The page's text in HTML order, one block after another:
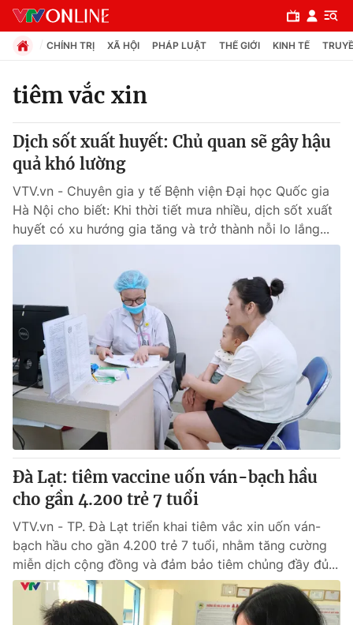
Chuyên mục
Chính trị
Xã hội
Pháp luật
Thế giới
Tin tức
Thế giới đó đây
Câu chuyện quốc tế
Kinh tế
Tài chính
Thị trường
Góc doanh nghiệp
Dữ liệu và đời sống
Truyền hình
Phim VTV
Hậu trường
Nhân vật
Khán giả
Giải trí
Điện ảnh
Âm nhạc
Đời sống
Du lịch
Giáo dục
CHÍNH TRỊ XÃ HỘI PHÁP LUẬT THẾ GIỚI KINH TẾ
tiêm vắc xin
Dịch sốt xuất huyết: Chủ quan sẽ gây hậu
quả khó lường
VTV.vn - Chuyên gia y tế Bệnh viện Đại học Quốc gia
Hà Nội cho biết: Khi thời tiết mưa nhiều, dịch sốt xuất
huyết có xu hướng gia tăng và trở thành nỗi lo lắng...
Đà Lạt: tiêm vaccine uốn ván-bạch hầu
cho gần 4.200 trẻ 7 tuổi
VTV.vn - TP. Đà Lạt triển khai tiêm vắc xin uốn ván-
bạch hầu cho gần 4.200 trẻ 7 tuổi, nhằm tăng cường
miễn dịch cộng đồng và đảm bảo tiêm chủng đầy đủ...